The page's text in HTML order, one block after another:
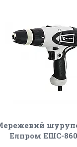
Елпром ЕШС-